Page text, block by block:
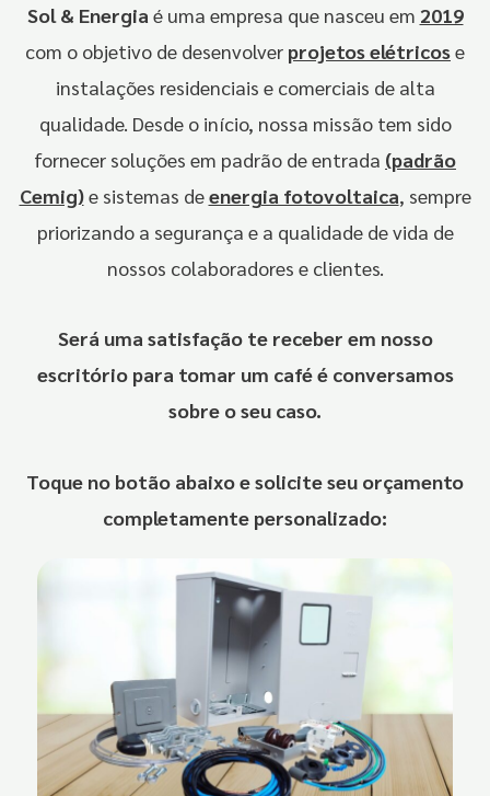
Sol & Energia é uma empresa que nasceu em 2019
com o objetivo de desenvolver projetos elétricose
instalações residenciais e comerciais de alta
qualidade. Desde o início, nossa missão tem sido
fornecer soluções em padrão de entrada (padrão
Cemig)e sistemas deenergia fotovoltaica, sempre
priorizando a segurança e a qualidade de vida de
nossos colaboradores e clientes.
Será uma satisfação te receber em nosso
escritório para tomar um café é conversamos
sobre o seu caso.
Toque no botão abaixo e solicite seu orçamento
completamente personalizado: